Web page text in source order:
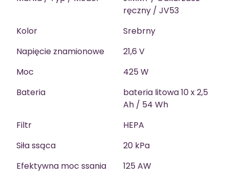
ręczny / JV53
Kolor
Srebrny
Napięcie znamionowe
21,6 V
Moc
425 W
Bateria
bateria litowa 10 x 2,5
Ah / 54 Wh
Filtr
HEPA
Siła ssąca
20 kPa
Efektywna moc ssania
125 AW